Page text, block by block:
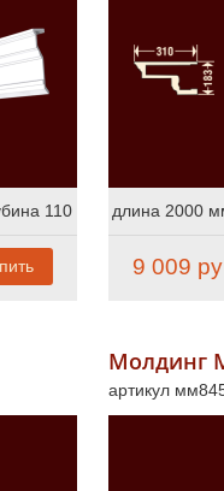
110 длина 2000
9 009
Молдинг
артикул